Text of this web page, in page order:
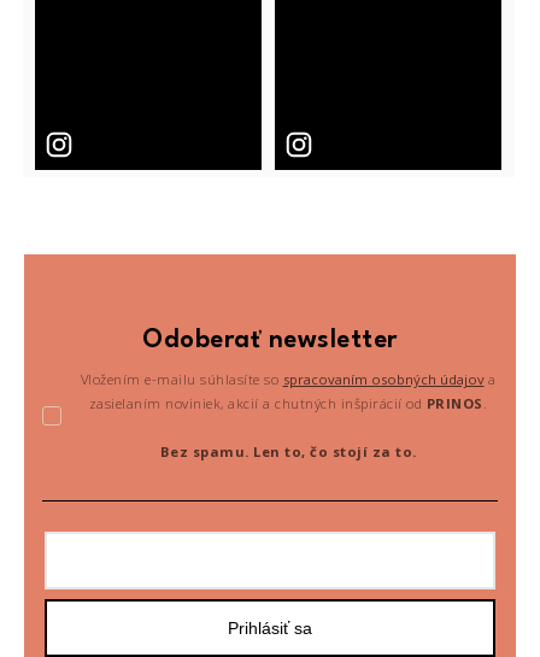
Odoberať newsletter
Vložením e-mailu súhlasíte so spracovaním osobných údajova
zasielaním noviniek, akcií a chutných inšpirácií od PRINOS .
Bez spamu. Len to, čo stojí za to.
Prihlásiť sa